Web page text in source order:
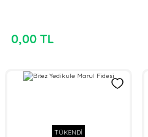
0,00 TL
TÜKENDİ